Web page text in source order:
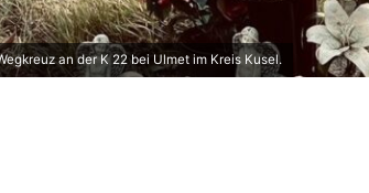
an der K 22 bei Ulmet im Kreis Kusel.